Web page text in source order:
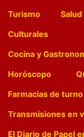
Turismo
Salud
Culturales
Cocina y
Horóscopo
Farmacias de turno
Transmisiones en
El Diario de Papel